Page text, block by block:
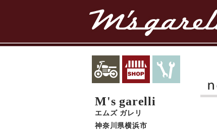
M's garelli
エムズ ガレリ
神奈川県横浜市